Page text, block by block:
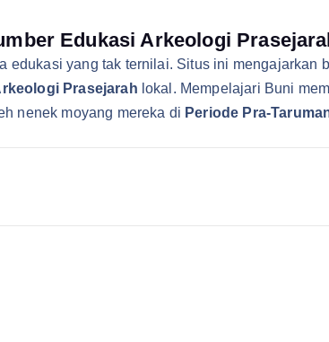
Edukasi Arkeologi
edukasi yang tak ternilai. Situs ini
Prasejarah lokal. Mempelajari Buni
nenek moyang mereka di Periode Pra-